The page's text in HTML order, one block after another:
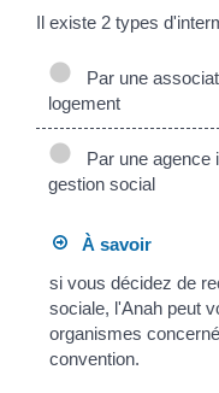
Il existe 2 types
Par une
logement
Par une agence
gestion social
À savoir
si vous décidez de
sociale, l'Anah peut
organismes
convention.